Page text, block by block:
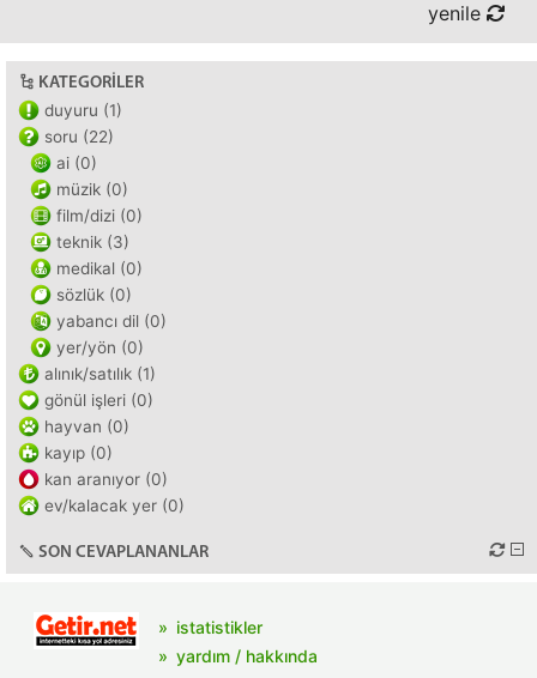
yenile
KATEGORILER
duyuru (1)
soru (22)
ai (0)
müzik (0)
film/dizi (0)
teknik (3)
medikal (0)
sözlük (0)
yabancı dil (0)
yer/yön (0)
alınık/satılık (1)
gönül işleri (0)
hayvan (0)
kayıp (0)
kan aranıyor (0)
ev/kalacak yer (0)
SON CEVAPLANANLAR
istatistikler
yardım / hakkında